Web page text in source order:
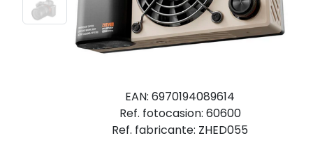
EAN: 6970194089614
Ref. fotocasion: 60600
Ref. fabricante: ZHED055